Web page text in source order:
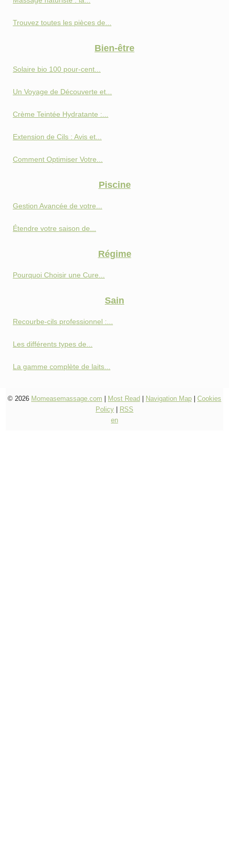
Trouvez toutes les pièces de...
Bien-être
Solaire bio 100 pour-cent...
Un Voyage de Découverte et...
Crème Teintée Hydratante :...
Extension de Cils : Avis et...
Comment Optimiser Votre...
Piscine
Gestion Avancée de votre...
Étendre votre saison de...
Régime
Pourquoi Choisir une Cure...
Sain
Recourbe-cils professionnel :...
Les différents types de...
La gamme complète de laits...
© 2026 Momeasemassage.com Most Read Navigation Map
Cookies
Policy
RSS
en